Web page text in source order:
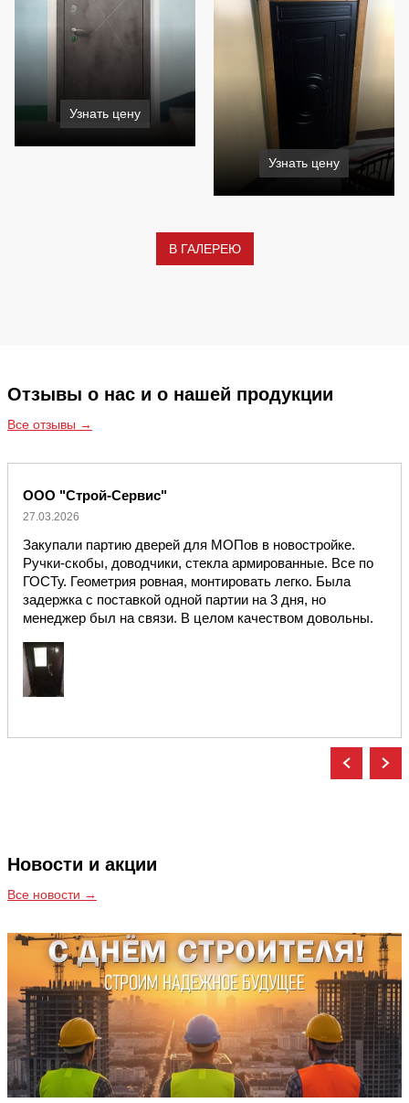
Узнать цену
Узнать цену
В ГАЛЕРЕЮ
Отзывы о нас и о нашей продукции
Все отзывы →
ООО "Строй-Сервис"
27.03.2026
Закупали партию дверей для МОПов в новостройке.
Ручки-скобы, доводчики, стекла армированные. Все по
ГОСТу. Геометрия ровная, монтировать легко. Была
задержка с поставкой одной партии на 3 дня, но
менеджер был на связи. В целом качеством довольны.
Новости и акции
Все новости →